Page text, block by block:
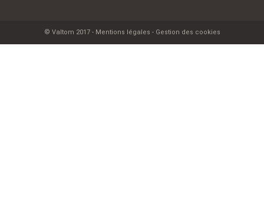
© Valtom 2017 - Mentions légales - Gestion des cookies